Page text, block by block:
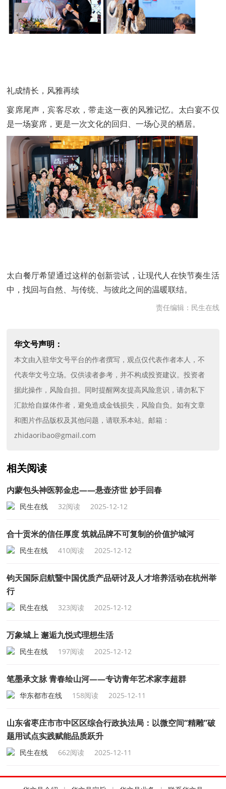
礼成情长，风雅再续
宴席尾声，宾客尽欢，带走这一夜的风雅记忆。太白宴不仅
是一场宴席，更是一次文化的回归、一场心灵的栖居。
太白餐厅希望通过这样的创新尝试，让现代人在快节奏生活
中，找回与自然、与传统、与彼此之间的温暖联结。
责任编辑：民生在线
华文号声明：
本文由入驻华文号平台的作者撰写，观点仅代表作者本人，不
代表华文号立场。仅供读者参考，并不构成投资建议。投资者
据此操作，风险自担。同时提醒网友提高风险意识，请勿私下
汇款给自媒体作者，避免造成金钱损失，风险自负。如有文章
和图片作品版权及其他问题，请联系本站。邮箱：
zhidaoribao@gmail.com
相关阅读
内蒙包头神医郭金忠——悬壶济世 妙手回春
民生在线 32阅读 2025-12-12
合十贡米的信任厚度 筑就品牌不可复制的价值护城河
民生在线 410阅读 2025-12-12
钧天国际启航暨中国优质产品研讨及人才培养活动在杭州举
行
民生在线 323阅读 2025-12-12
万象城上 邂逅九悦式理想生活
民生在线 197阅读 2025-12-12
笔墨承文脉 青春绘山河——专访青年艺术家李超群
华东都市在线 158阅读 2025-12-11
山东省枣庄市市中区区综合行政执法局：以微空间“精雕”破
题用试点实践赋能品质跃升
民生在线 662阅读 2025-12-11